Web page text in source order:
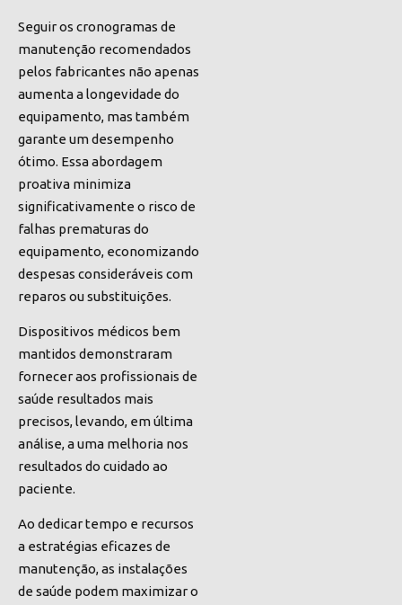
Seguir os cronogramas de
manutenção recomendados
pelos fabricantes não apenas
aumenta a longevidade do
equipamento, mas também
garante um desempenho
ótimo. Essa abordagem
proativa minimiza
significativamente o risco de
falhas prematuras do
equipamento, economizando
despesas consideráveis com
reparos ou substituições.
Dispositivos médicos bem
mantidos demonstraram
fornecer aos profissionais de
saúde resultados mais
precisos, levando, em última
análise, a uma melhoria nos
resultados do cuidado ao
paciente.
Ao dedicar tempo e recursos
a estratégias eficazes de
manutenção, as instalações
de saúde podem maximizar o